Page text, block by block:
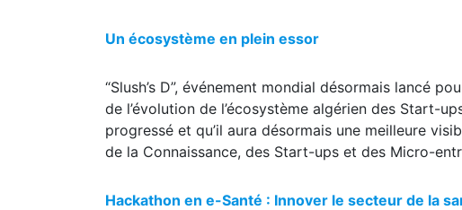
Un écosystème en plein essor
“Slush’s D”, événement mondial désormais lancé
de l’évolution de l’écosystème algérien des Start-
progressé et qu’il aura désormais une meilleure
de la Connaissance, des Start-ups et des Micro-
Hackathon en e-Santé : Innover le secteur de la